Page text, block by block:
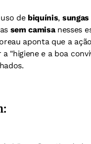
de biquínis, sungas
sem camisanesses
aponta que a
"higiene e a boa